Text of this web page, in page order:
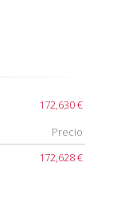
172,630 €
Precio
172,628 €